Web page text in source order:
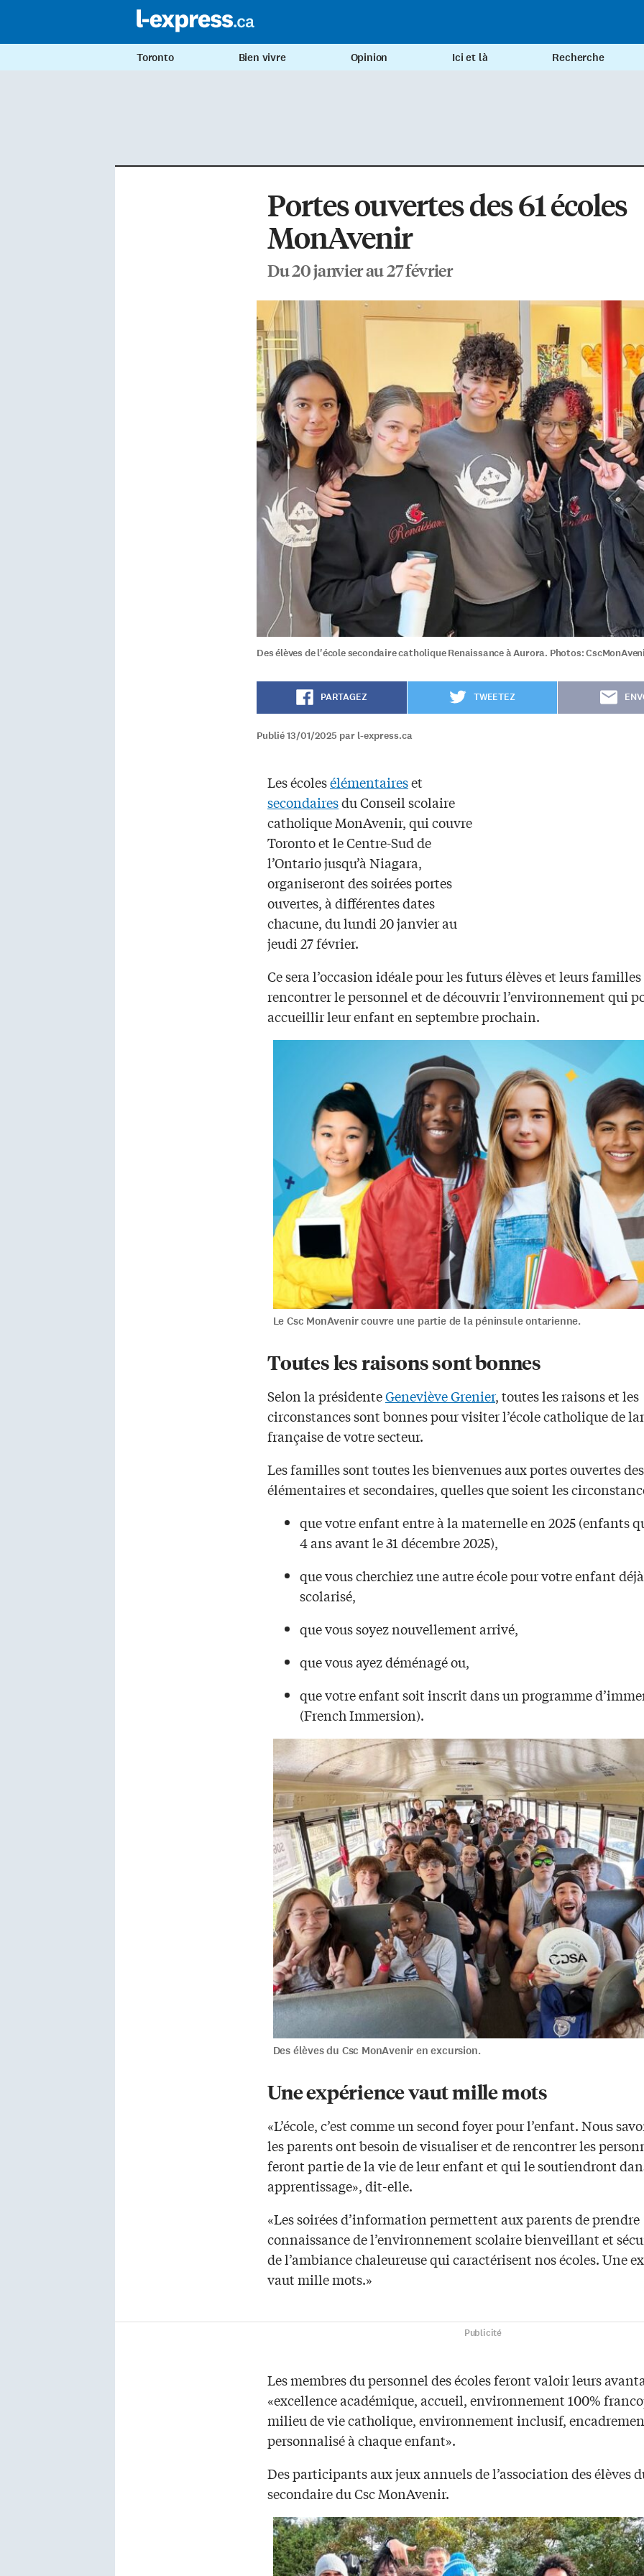
Toronto Bien vivre Opinion Ici et là Recherche
Portes ouvertes des 61 écoles
MonAvenir
Du 20 janvier au 27 février
Des élèves de l'école secondaire catholique Renaissance à Aurora. Photos:
PARTAGEZ TWEETEZ
Publié 13/01/2025 par l-express.ca
Les écolesélémentaireset
secondairesdu Conseil scolaire
catholique MonAvenir, qui couvre
Toronto et le Centre-Sud de
l’Ontario jusqu’à Niagara,
organiseront des soirées portes
ouvertes, à différentes dates
chacune, du lundi 20 janvier au
jeudi 27 février.
Ce sera l’occasion idéale pour les futurs élèves et leurs familles
rencontrer le personnel et de découvrir l’environnement qui
accueillir leur enfant en septembre prochain.
Le Csc MonAvenir couvre une partie de la péninsule ontarienne.
Toutes les raisons sont bonnes
Selon la présidenteGeneviève Grenier, toutes les raisons et les
circonstances sont bonnes pour visiter l’école catholique de
française de votre secteur.
Les familles sont toutes les bienvenues aux portes ouvertes
élémentaires et secondaires, quelles que soient les
que votre enfant entre à la maternelle en 2025 (enfants
4 ans avant le 31 décembre 2025),
que vous cherchiez une autre école pour votre enfant déjà
scolarisé,
que vous soyez nouvellement arrivé,
que vous ayez déménagé ou,
que votre enfant soit inscrit dans un programme
(French Immersion).
Des élèves du Csc MonAvenir en excursion.
Une expérience vaut mille mots
«L’école, c’est comme un second foyer pour l’enfant. Nous
les parents ont besoin de visualiser et de rencontrer les
feront partie de la vie de leur enfant et qui le soutiendront
apprentissage», dit-elle.
«Les soirées d’information permettent aux parents de prendre
connaissance de l’environnement scolaire bienveillant et
de l’ambiance chaleureuse qui caractérisent nos écoles. Une
vaut mille mots.»
Publicité
Les membres du personnel des écoles feront valoir leurs
«excellence académique, accueil, environnement 100%
milieu de vie catholique, environnement inclusif,
personnalisé à chaque enfant».
Des participants aux jeux annuels de l’association des élèves
secondaire du Csc MonAvenir.